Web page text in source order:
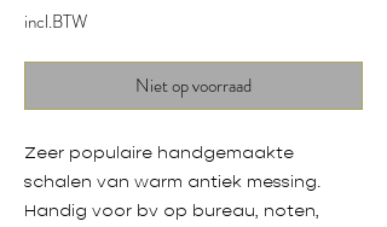
incl.BTW
Niet op voorraad
Zeer populaire handgemaakte
schalen van warm antiek messing.
Handig voor bv op bureau, noten,